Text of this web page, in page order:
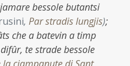
bessole butantsi
, Par stradis lungjis);
che a batevin a timp
te strade bessole